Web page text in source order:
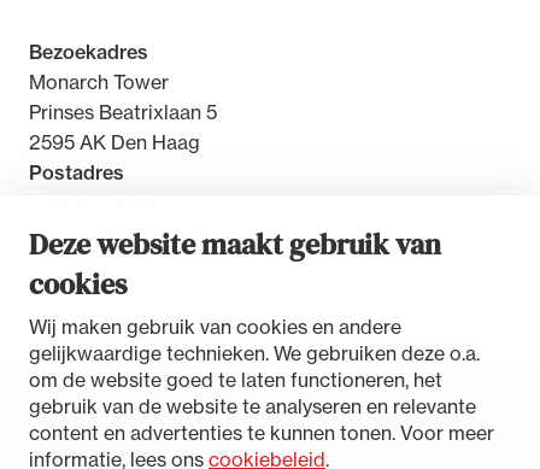
Deze website maakt gebruik van
cookies
Wij maken gebruik van cookies en andere
gelijkwaardige technieken. We gebruiken deze o.a.
om de website goed te laten functioneren, het
gebruik van de website te analyseren en relevante
content en advertenties te kunnen tonen. Voor meer
informatie, lees ons cookiebeleid.
Bezoekadres
Monarch Tower
Prinses Beatrixlaan 5
2595 AK Den Haag
Postadres
2500 GW Den Haag
Toegankelijkheidsverklaring
Disclaimer